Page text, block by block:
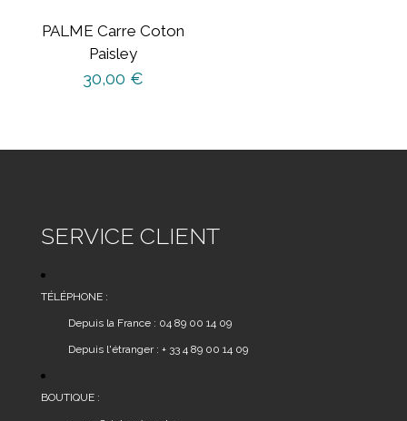
la
page
du
PALME Carre Coton
Paisley
30,00 €
SERVICE CLIENT
TÉLÉPHONE :
Depuis la France : 04 89 00 14 09
Depuis l'étranger : + 33 4 89 00 14 09
BOUTIQUE :